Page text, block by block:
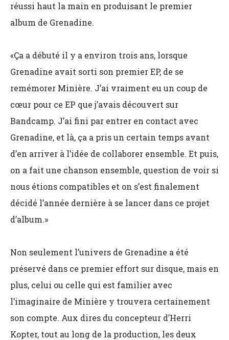
réussi haut la main en produisant le premier
album de Grenadine.
«Ça a débuté il y a environ trois ans, lorsque
Grenadine avait sorti son premier EP, de se
remémorer Minière. J’ai vraiment eu un coup de
cœur pour ce EP que j’avais découvert sur
Bandcamp. J’ai fini par entrer en contact avec
Grenadine, et là, ça a pris un certain temps avant
d’en arriver à l’idée de collaborer ensemble. Et puis,
on a fait une chanson ensemble, question de voir si
nous étions compatibles et on s’est finalement
décidé l’année dernière à se lancer dans ce projet
d’album.»
Non seulement l’univers de Grenadine a été
préservé dans ce premier effort sur disque, mais en
plus, celui ou celle qui est familier avec
l’imaginaire de Minière y trouvera certainement
son compte. Aux dires du concepteur d’Herri
Kopter, tout au long de la production, les deux